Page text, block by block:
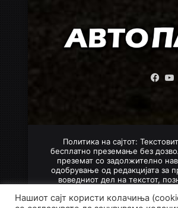
Политика на сајтот:
бесплатно преземање без
преземат со задолжително
одобрување од редакцијата за
воведниот дел на текстот,
Нашиот сајт користи колачиња